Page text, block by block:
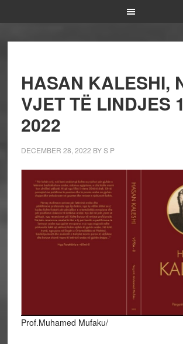
HASAN KALESHI,
VJET TË LINDJES
2022
DECEMBER 28, 2022 BYS P
Prof.Muhamed Mufaku/